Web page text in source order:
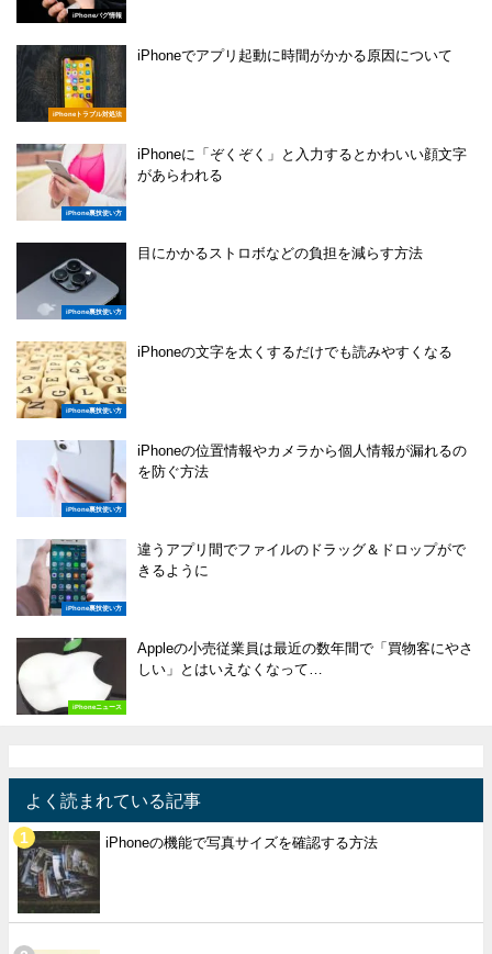
iPhoneバグ情報
iPhoneトラブル対処法
iPhoneでアプリ起動に時間がかかる原因について
iPhone裏技使い方
iPhoneに「ぞくぞく」と入力するとかわいい顔文字
があらわれる
iPhone裏技使い方
目にかかるストロボなどの負担を減らす方法
iPhone裏技使い方
iPhoneの文字を太くするだけでも読みやすくなる
iPhone裏技使い方
iPhoneの位置情報やカメラから個人情報が漏れるの
を防ぐ方法
iPhone裏技使い方
違うアプリ間でファイルのドラッグ＆ドロップがで
きるように
iPhoneニュース
Appleの小売従業員は最近の数年間で「買物客にやさ
しい」とはいえなくなって…
よく読まれている記事
iPhoneの機能で写真サイズを確認する方法